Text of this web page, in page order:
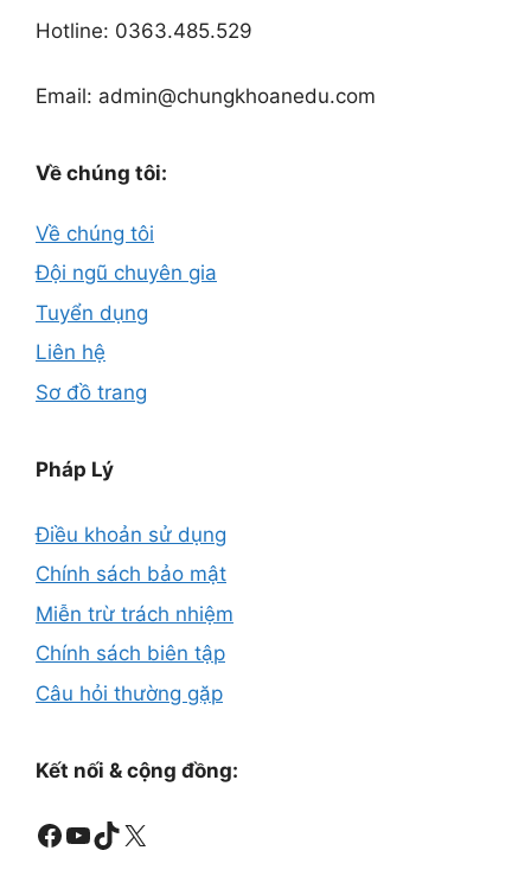
Hotline: 0363.485.529
Email: admin@chungkhoanedu.com
Về chúng tôi:
Về chúng tôi
Đội ngũ chuyên gia
Tuyển dụng
Liên hệ
Sơ đồ trang
Pháp Lý
Điều khoản sử dụng
Chính sách bảo mật
Miễn trừ trách nhiệm
Chính sách biên tập
Câu hỏi thường gặp
Kết nối & cộng đồng:
Facebook
Youtube
TikTok
X